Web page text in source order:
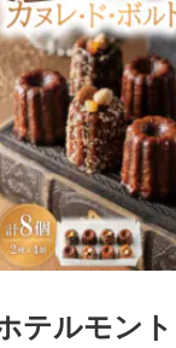
テルモン